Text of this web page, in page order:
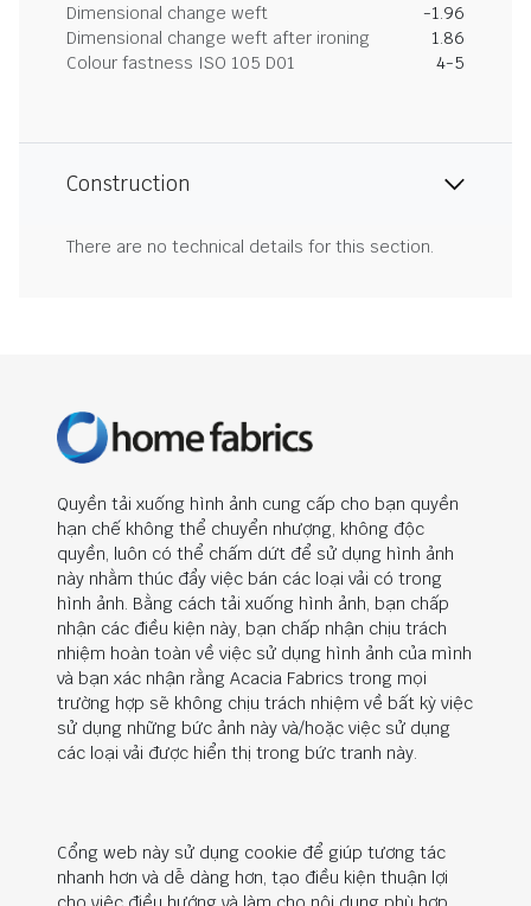
Dimensional change weft
-1.96
Dimensional change weft after ironing
1.86
Colour fastness ISO 105 D01
4-5
Construction
There are no technical details for this section.
Quyền tải xuống hình ảnh cung cấp cho bạn quyền
hạn chế không thể chuyển nhượng, không độc
quyền, luôn có thể chấm dứt để sử dụng hình ảnh
này nhằm thúc đẩy việc bán các loại vải có trong
hình ảnh. Bằng cách tải xuống hình ảnh, bạn chấp
nhận các điều kiện này, bạn chấp nhận chịu trách
nhiệm hoàn toàn về việc sử dụng hình ảnh của mình
và bạn xác nhận rằng Acacia Fabrics trong mọi
trường hợp sẽ không chịu trách nhiệm về bất kỳ việc
sử dụng những bức ảnh này và/hoặc việc sử dụng
các loại vải được hiển thị trong bức tranh này.
Cổng web này sử dụng cookie để giúp tương tác
nhanh hơn và dễ dàng hơn, tạo điều kiện thuận lợi